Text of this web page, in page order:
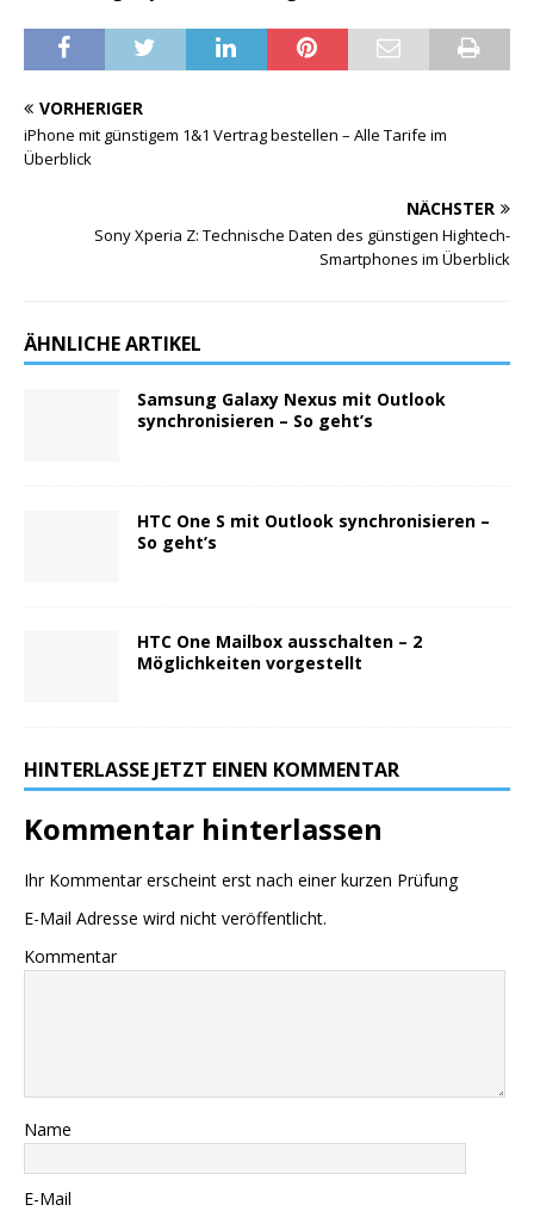
VORHERIGER
iPhone mit günstigem 1&1 Vertrag bestellen – Alle Tarife im
Überblick
NÄCHSTER
Sony Xperia Z: Technische Daten des günstigen Hightech-
Smartphones im Überblick
ÄHNLICHE ARTIKEL
Samsung Galaxy Nexus mit Outlook
synchronisieren – So geht’s
HTC One S mit Outlook synchronisieren –
So geht’s
HTC One Mailbox ausschalten – 2
Möglichkeiten vorgestellt
HINTERLASSE JETZT EINEN KOMMENTAR
Kommentar hinterlassen
Ihr Kommentar erscheint erst nach einer kurzen Prüfung
E-Mail Adresse wird nicht veröffentlicht.
Kommentar
Name
E-Mail